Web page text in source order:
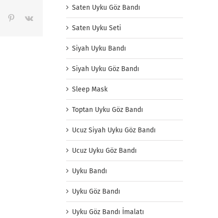
Tumblr Pinterest
Vk
Saten Uyku Göz Bandı
Saten Uyku Seti
Siyah Uyku Bandı
Siyah Uyku Göz Bandı
Sleep Mask
Toptan Uyku Göz Bandı
Ucuz Siyah Uyku Göz Bandı
Ucuz Uyku Göz Bandı
Uyku Bandı
Uyku Göz Bandı
Uyku Göz Bandı İmalatı